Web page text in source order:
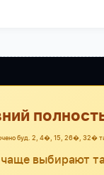
буд. 2, 4�, 15, 26�, 32� та
выбирают